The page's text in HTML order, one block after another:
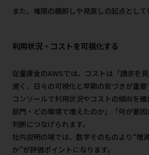
また、権限の棚卸しや見直しの起点として
利用状況・コストを可視化する
従量課金のAWSでは、コストは「請求を
遅く、日々の可視化と早期の気づきが重要
コンソールで利用状況やコストの傾向を
部門・どの環境で増えたのか」「何が要
判断につなげられます。
社内説明の場では、数字そのものより“増
か”が評価ポイントになります。